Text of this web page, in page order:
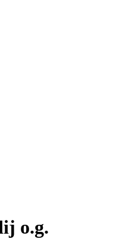
o.g.